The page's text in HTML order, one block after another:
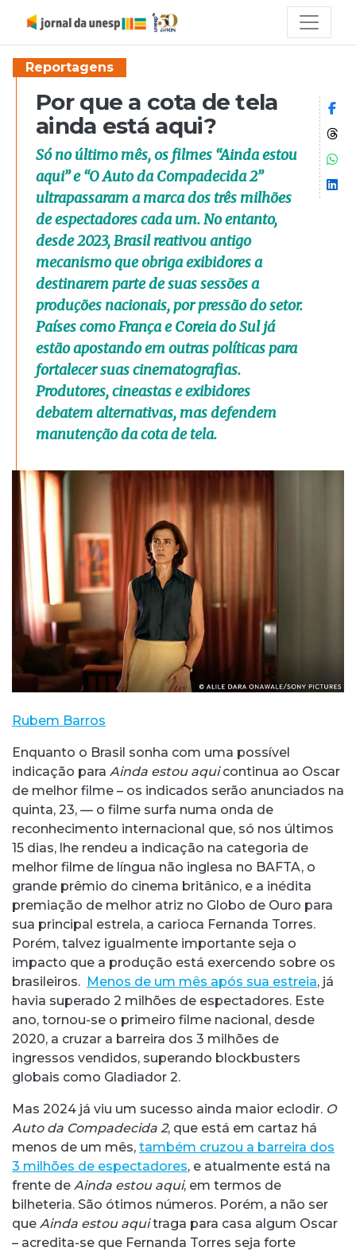
Reportagens
Por que a cota de tela
ainda está aqui?
Só no último mês, os filmes “Ainda estou
aqui” e “O Auto da Compadecida 2”
ultrapassaram a marca dos três milhões
de espectadores cada um. No entanto,
desde 2023, Brasil reativou antigo
mecanismo que obriga exibidores a
destinarem parte de suas sessões a
produções nacionais, por pressão do setor.
Países como França e Coreia do Sul já
estão apostando em outras políticas para
fortalecer suas cinematografias.
Produtores, cineastas e exibidores
debatem alternativas, mas defendem
manutenção da cota de tela.
Rubem Barros
Enquanto o Brasil sonha com uma possível
indicação para Ainda estou aquicontinua ao Oscar
de melhor filme – os indicados serão anunciados na
quinta, 23, — o filme surfa numa onda de
reconhecimento internacional que, só nos últimos
15 dias, lhe rendeu a indicação na categoria de
melhor filme de língua não inglesa no BAFTA, o
grande prêmio do cinema britânico, e a inédita
premiação de melhor atriz no Globo de Ouro para
sua principal estrela, a carioca Fernanda Torres.
Porém, talvez igualmente importante seja o
impacto que a produção está exercendo sobre os
brasileiros. Menos de um mês após sua estreia, já
havia superado 2 milhões de espectadores. Este
ano, tornou-se o primeiro filme nacional, desde
2020, a cruzar a barreira dos 3 milhões de
ingressos vendidos, superando blockbusters
globais como Gladiador 2.
Mas 2024 já viu um sucesso ainda maior eclodir. O
Auto da Compadecida 2, que está em cartaz há
menos de um mês, também cruzou a barreira dos
3 milhões de espectadores, e atualmente está na
frente de Ainda estou aqui, em termos de
bilheteria. São ótimos números. Porém, a não ser
que Ainda estou aquitraga para casa algum Oscar
– acredita-se que Fernanda Torres seja forte